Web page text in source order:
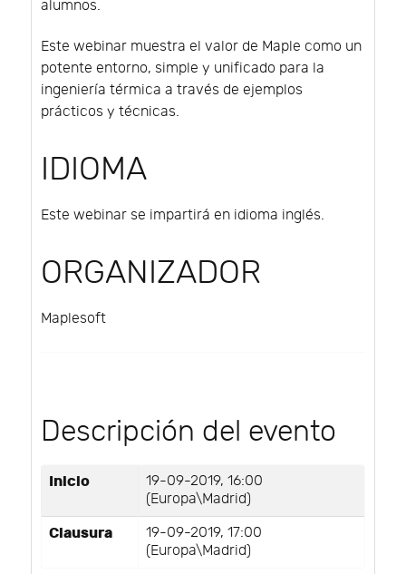
alumnos.
Este webinar muestra el valor de Maple como un
potente entorno, simple y unificado para la
ingeniería térmica a través de ejemplos
prácticos y técnicas.
IDIOMA
Este webinar se impartirá en idioma inglés.
ORGANIZADOR
Maplesoft
Descripción del evento
Inicio
19-09-2019, 16:00
(Europa\Madrid)
Clausura
19-09-2019, 17:00
(Europa\Madrid)